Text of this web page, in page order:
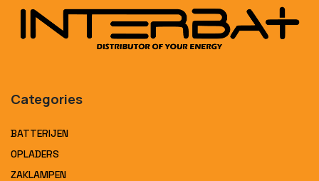
Categories
BATTERIJEN
OPLADERS
ZAKLAMPEN